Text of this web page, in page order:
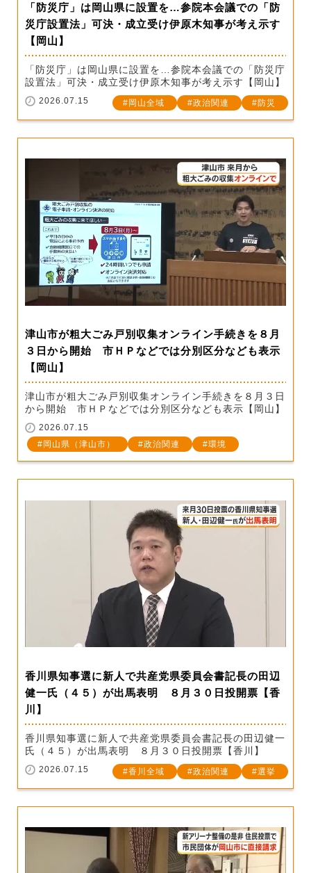
「防災庁」は岡山県に設置を…参院本会議での「防
災庁設置法」可決・成立受け伊原木知事が考え示す
【岡山】
「防災庁」は岡山県に設置を…参院本会議での「防災庁
設置法」可決・成立受け伊原木知事が考え示す【岡山】
2026.07.15 岡山全域 政治関連 防災
津山市が粗大ごみ戸別収集オンライン手続きを８月
３日から開始 市ＨＰなどでは分別区分なども表示
【岡山】
津山市が粗大ごみ戸別収集オンライン手続きを８月３日
から開始 市ＨＰなどでは分別区分なども表示【岡山】
2026.07.15
岡山県（津山市）
政治関連 環境
香川県知事選に新人で共産党県委員会書記長の田辺
健一氏（４５）が出馬表明 ８月３０日投開票【香
川】
香川県知事選に新人で共産党県委員会書記長の田辺健一
氏（４５）が出馬表明 ８月３０日投開票【香川】
2026.07.15 香川全域 政治関連 選挙